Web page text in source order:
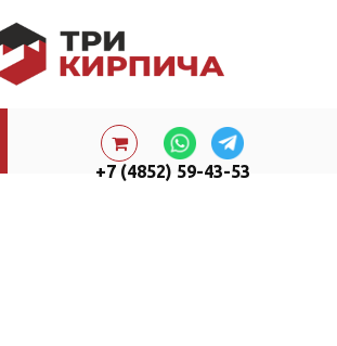
+7 (4852) 59-43-53